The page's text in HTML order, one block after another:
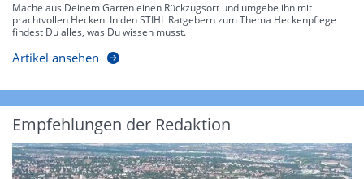
Mache aus Deinem Garten einen Rückzugsort und umgebe ihn mit
prachtvollen Hecken. In den STIHL Ratgebern zum Thema Heckenpflege
findest Du alles, was Du wissen musst.
Artikel ansehen
Empfehlungen der Redaktion